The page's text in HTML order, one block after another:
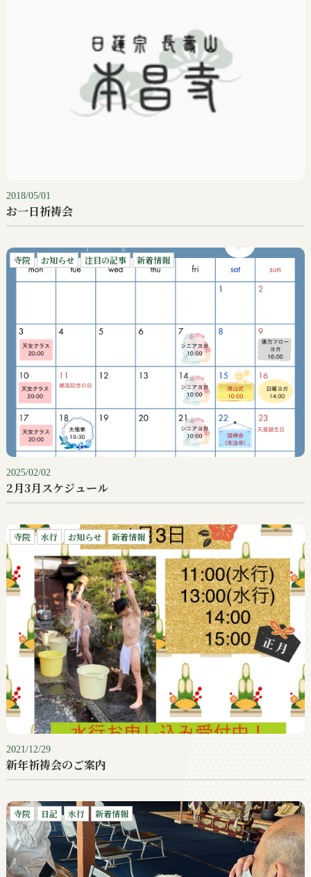
2018/05/01
お一日祈祷会
寺院 お知らせ 注目の記事 新着情報
2025/02/02
2月3月スケジュール
寺院 水行 お知らせ 新着情報
2021/12/29
新年祈祷会のご案内
寺院 日記 水行 新着情報